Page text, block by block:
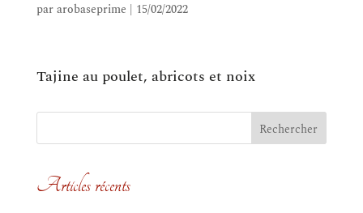
pararobaseprime | 15/02/2022
Tajine au poulet, abricots et noix
Articles récents